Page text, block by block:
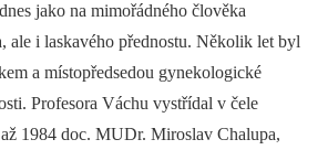
jako na mimořádného člověka
ale i laskavého přednostu. Několik let byl
a místopředsedou gynekologické
Profesora Váchu vystřídal v čele
1984 doc. MUDr. Miroslav Chalupa,